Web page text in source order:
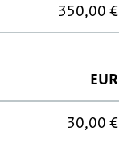
350,00 €
EUR
30,00 €